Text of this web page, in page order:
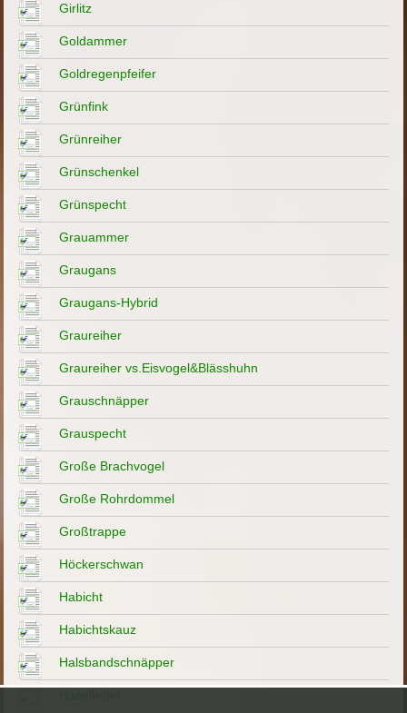
Girlitz
Goldammer
Goldregenpfeifer
Grünfink
Grünreiher
Grünschenkel
Grünspecht
Grauammer
Graugans
Graugans-Hybrid
Graureiher
Graureiher vs.Eisvogel&Blässhuhn
Grauschnäpper
Grauspecht
Große Brachvogel
Große Rohrdommel
Großtrappe
Höckerschwan
Habicht
Habichtskauz
Halsbandschnäpper